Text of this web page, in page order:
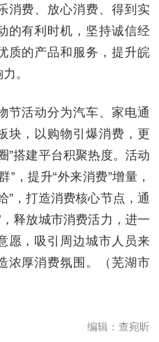
消费、放心消费、得到实
的有利时机，坚持诚信经
质的产品和服务，提升皖
。
活动分为汽车、家电通
块，以购物引爆消费，更
”搭建平台积聚热度。活动
”，提升“外来消费”增量，
”，打造消费核心节点，通
释放城市消费活力，进一
愿，吸引周边城市人员来
浓厚消费氛围。（芜湖市
编辑：查宛昕